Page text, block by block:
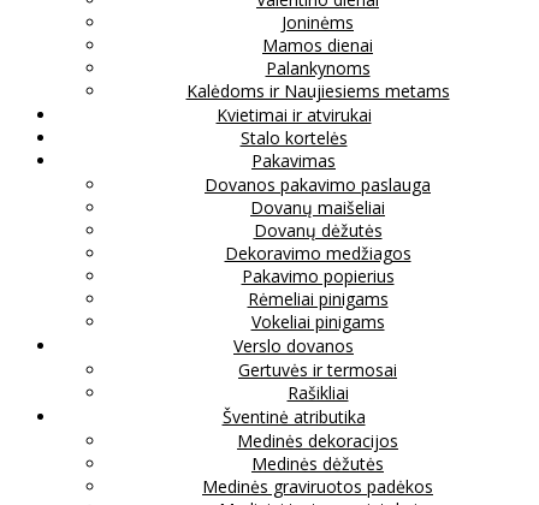
Joninėms
Mamos dienai
Palankynoms
Kalėdoms ir Naujiesiems metams
Kvietimai ir atvirukai
Stalo kortelės
Pakavimas
Dovanos pakavimo paslauga
Dovanų maišeliai
Dovanų dėžutės
Dekoravimo medžiagos
Pakavimo popierius
Rėmeliai pinigams
Vokeliai pinigams
Verslo dovanos
Gertuvės ir termosai
Rašikliai
Šventinė atributika
Medinės dekoracijos
Medinės dėžutės
Medinės graviruotos padėkos